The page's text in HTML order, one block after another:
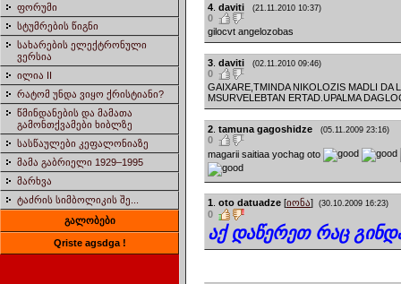
ფორუმი
სტუმრების წიგნი
სახარების ელექტრონული
ვერსია
ილია II
რატომ უნდა ვიყო ქრისტიანი?
წმინდანების და მამათა
გამონთქვამები ხიბლზე
სასწაულები კეფალონიაზე
მამა გაბრიელი 1929–1995
მარხვა
ტაძრის სიმბოლიკის შე...
გალობები
Qriste agsdga !
4 daviti (21.11.2010 10:37)
0
gilocvt angelozobas
3 daviti (02.11.2010 09:46)
0
GAIXARE,TMINDA NIKOLOZIS MADLI DA
MSURVELEBTAN ERTAD.UPALMA
2 tamuna gagoshidze (05.11.2009 23:16)
0
magarii saitiaa yochag oto
1 oto datuadze [იონა] (30.10.2009 16:23)
0
აქ დაწერეთ რაც